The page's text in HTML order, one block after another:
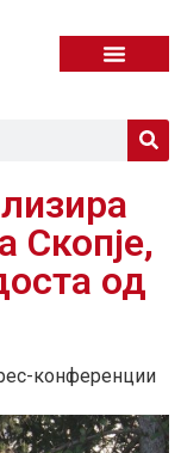
Скопје,
од
конференции